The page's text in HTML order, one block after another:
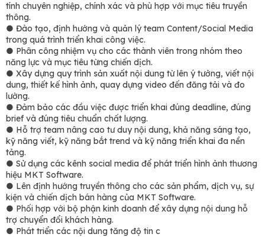
tính chuyên nghiệp, chính xác và phù hợp với mục tiêu truyền
thông.
● Đào tạo, định hướng và quản lý team Content/Social Media
trong quá trình triển khai công việc.
● Phân công nhiệm vụ cho các thành viên trong nhóm theo
năng lực và mục tiêu từng chiến dịch.
● Xây dựng quy trình sản xuất nội dung từ lên ý tưởng, viết nội
dung, thiết kế hình ảnh, quay dựng video đến đăng tải và đo
lường.
● Đảm bảo các đầu việc được triển khai đúng deadline, đúng
brief và đúng tiêu chuẩn chất lượng.
● Hỗ trợ team nâng cao tư duy nội dung, khả năng sáng tạo,
kỹ năng viết, kỹ năng bắt trend và kỹ năng triển khai đa nền
tảng.
● Sử dụng các kênh social media để phát triển hình ảnh thương
hiệu MKT Software.
● Lên định hướng truyền thông cho các sản phẩm, dịch vụ, sự
kiện và chiến dịch bán hàng của MKT Software.
● Phối hợp với bộ phận kinh doanh để xây dựng nội dung hỗ
trợ chuyển đổi khách hàng.
● Phát triển các nội dung tăng độ tin c